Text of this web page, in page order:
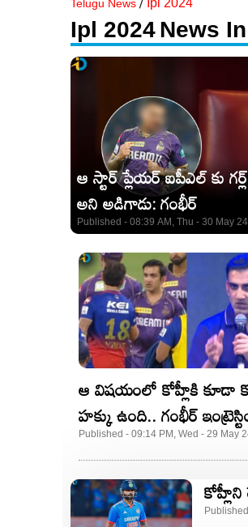
Telugu News Ipl 2024
Ipl 2024News
ఆ స్టార్ ప్లేయర్ ఐపీఎల్ కు
అని అడిగాడు: గంభీర్
Published - 08:39 AM, Thu - 30 May 24
ఆ విషయంలో కోహ్లీకి కూడా
హక్కు ఉంది.. గంభీర్
కామెంట్స్!
Published - 09:14 PM, Wed - 29 May
కోహ్లీని